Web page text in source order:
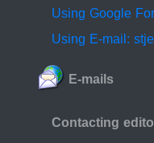
Using Google
Using E-mail:
E-mails
Contacting